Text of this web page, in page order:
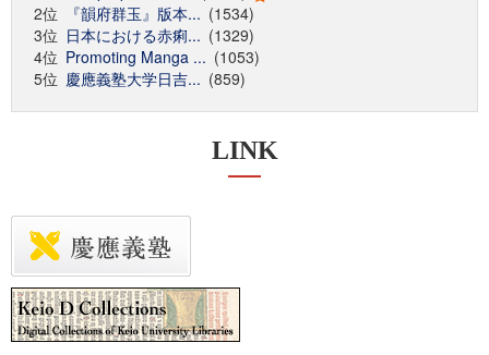
2位
『韻府群玉』版本... (1534)
3位 日本における赤痢... (1329)
4位 Promoting Manga ... (1053)
5位 慶應義塾大学日吉... (859)
LINK